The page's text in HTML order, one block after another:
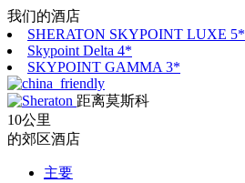
我们的酒店
SHERATON SKYPOINT LUXE 5*
Skypoint Delta 4*
SKYPOINT GAMMA 3*
距离莫斯科
10公里
的郊区酒店
主要